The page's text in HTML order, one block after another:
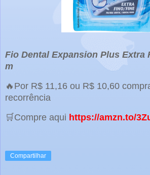
Fio Dental Expansion Plus Extra
m
🔥Por R$ 11,16 ou R$ 10,60
recorrência
🛒Compre aqui https://amzn.to/
Compartilhar